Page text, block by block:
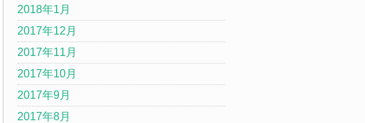
2018年1月
2017年12月
2017年11月
2017年10月
2017年9月
2017年8月